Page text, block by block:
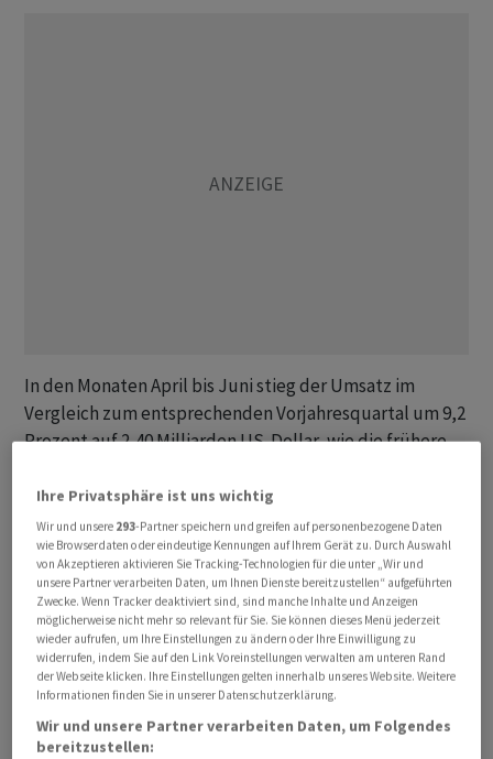
In den Monaten April bis Juni stieg der Umsatz im
Vergleich zum entsprechenden Vorjahresquartal um 9,2
Prozent auf 2,40 Milliarden US-Dollar, wie die frühere
Zu konstanten Währungen betrug das Wachstum gar 12
Prozent.
Die operative Marge des Konzerns kam bei 11,2 Prozent
zu liegen (VJ 9,1 Prozent), die operative Kernmarge bei
19,9 Prozent (VJ 18,4 Prozent). Unter dem Strich schrieb
das Unternehmen, das Konsumentinnen und
Konsumenten vor allem für seine Kontaktlinsen
kennen, einen Reingewinn von 169 Millionen US-Dollar
(VJ 148 Mio). Der Gewinn pro Aktie (EPS) wurde derweil
Ihre Privatsphäre ist uns wichtig
Wir und unsere 293-Partner speichern und greifen auf personenbezogene Daten
wie Browserdaten oder eindeutige Kennungen auf Ihrem Gerät zu. Durch Auswahl
von Akzeptieren aktivieren Sie Tracking-Technologien für die unter „Wir und
unsere Partner verarbeiten Daten, um Ihnen Dienste bereitzustellen“ aufgeführten
Zwecke. Wenn Tracker deaktiviert sind, sind manche Inhalte und Anzeigen
möglicherweise nicht mehr so relevant für Sie. Sie können dieses Menü jederzeit
wieder aufrufen, um Ihre Einstellungen zu ändern oder Ihre Einwilligung zu
widerrufen, indem Sie auf den Link Voreinstellungen verwalten am unteren Rand
der Webseite klicken. Ihre Einstellungen gelten innerhalb unseres Website. Weitere
Informationen finden Sie in unserer Datenschutzerklärung.
Wir und unsere Partner verarbeiten Daten, um Folgendes
bereitzustellen: